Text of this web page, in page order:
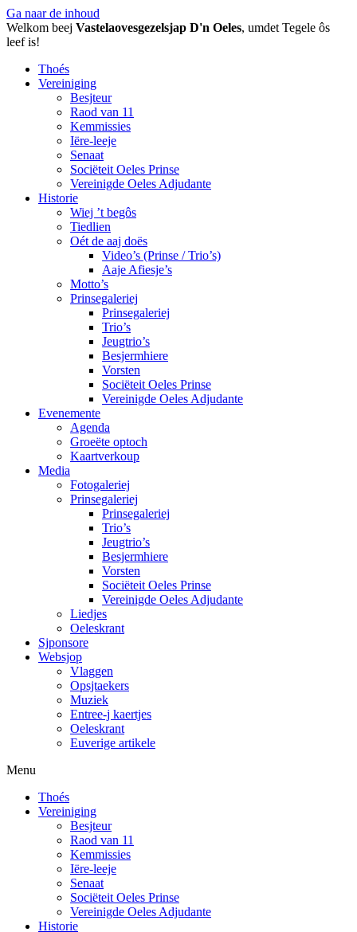
Ga naar de inhoud
Welkom beej Vastelaovesgezelsjap D'n Oeles, umdet Tegele ôs
leef is!
Thoés
Vereiniging
Besjteur
Raod van 11
Kemmissies
Iëre-leeje
Senaat
Sociëteit Oeles Prinse
Vereinigde Oeles Adjudante
Historie
Wiej ’t begôs
Tiedlien
Oét de aaj doës
Video’s (Prinse / Trio’s)
Aaje Afiesje’s
Motto’s
Prinsegaleriej
Prinsegaleriej
Trio’s
Jeugtrio’s
Besjermhiere
Vorsten
Sociëteit Oeles Prinse
Vereinigde Oeles Adjudante
Evenemente
Agenda
Groeëte optoch
Kaartverkoup
Media
Fotogaleriej
Prinsegaleriej
Prinsegaleriej
Trio’s
Jeugtrio’s
Besjermhiere
Vorsten
Sociëteit Oeles Prinse
Vereinigde Oeles Adjudante
Liedjes
Oeleskrant
Sjponsore
Websjop
Vlaggen
Opsjtaekers
Muziek
Entree-j kaertjes
Oeleskrant
Euverige artikele
Menu
Thoés
Vereiniging
Besjteur
Raod van 11
Kemmissies
Iëre-leeje
Senaat
Sociëteit Oeles Prinse
Vereinigde Oeles Adjudante
Historie